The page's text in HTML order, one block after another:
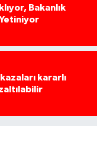
Bakanlık
kararlı